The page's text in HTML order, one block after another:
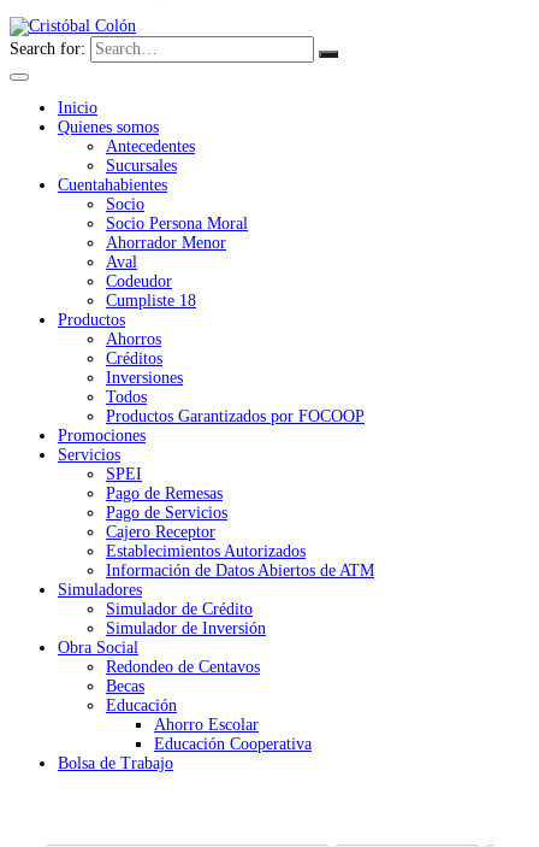
Search for:
Inicio
Quienes somos
Antecedentes
Sucursales
Cuentahabientes
Socio
Socio Persona Moral
Ahorrador Menor
Aval
Codeudor
Cumpliste 18
Productos
Ahorros
Créditos
Inversiones
Todos
Productos Garantizados por FOCOOP
Promociones
Servicios
SPEI
Pago de Remesas
Pago de Servicios
Cajero Receptor
Establecimientos Autorizados
Información de Datos Abiertos de ATM
Simuladores
Simulador de Crédito
Simulador de Inversión
Obra Social
Redondeo de Centavos
Becas
Educación
Ahorro Escolar
Educación Cooperativa
Bolsa de Trabajo